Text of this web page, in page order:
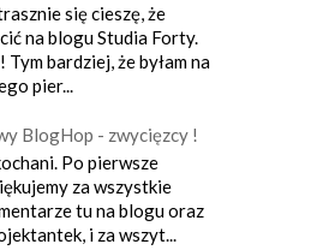
się cieszę, że
na blogu Studia Forty.
Tym bardziej, że byłam na
pier...
BlogHop - zwycięzcy !
Po pierwsze
za wszystkie
tu na blogu oraz
i za wszyt...